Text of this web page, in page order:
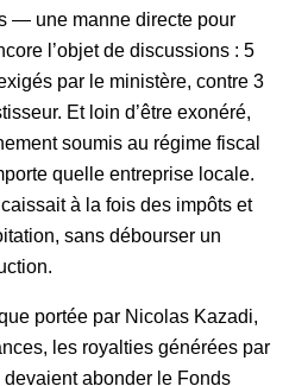
— une manne directe pour
l’objet de discussions : 5
par le ministère, contre 3
Et loin d’être exonéré,
soumis au régime fiscal
quelle entreprise locale.
à la fois des impôts et
sans débourser un
portée par Nicolas Kazadi,
les royalties générées par
devaient abonder le Fonds